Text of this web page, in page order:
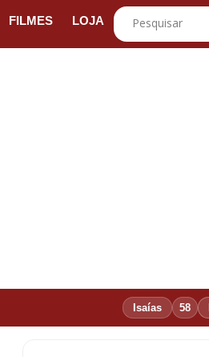
FILMES LOJA
Isaías 58